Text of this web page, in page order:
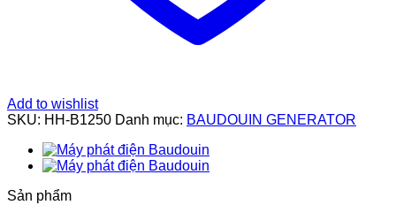
Add to wishlist
SKU: HH-B1250 Danh mục: BAUDOUIN GENERATOR
Sản phẩm